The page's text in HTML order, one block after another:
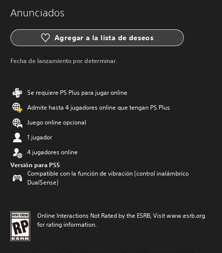
Anunciados
Agregar a la lista de deseos
Fecha de lanzamiento por determinar.
Se requiere PS Plus para jugar online
Admite hasta 4 jugadores online que tengan PS Plus
Juego online opcional
1 jugador
4 jugadores online
Versión para PS5
Compatible con la función de vibración (control inalámbrico
DualSense)
Online Interactions Not Rated by the ESRB, Visit www.esrb.org
for rating information.